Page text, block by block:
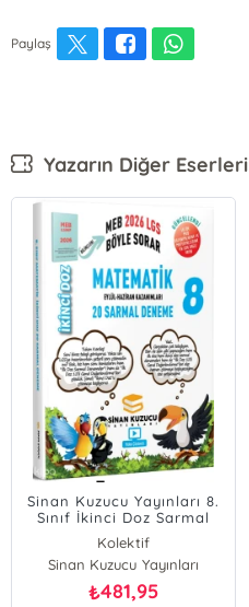
Paylaş
Yazarın Diğer Eserleri
Sinan Kuzucu Yayınları 8.
Sınıf İkinci Doz Sarmal
Branş Denemeleri
Matematik 2026 LGS
Kolektif
Sinan Kuzucu Yayınları
₺481,95